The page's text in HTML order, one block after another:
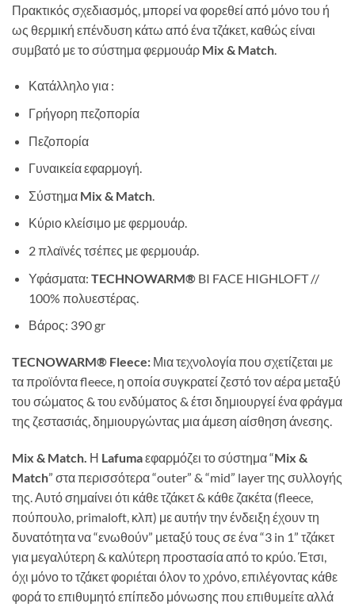
Πρακτικός σχεδιασμός, μπορεί να φορεθεί από μόνο του ή
ως θερμική επένδυση κάτω από ένα τζάκετ, καθώς είναι
συμβατό με το σύστημα φερμουάρ Mix & Match
Κατάλληλο για :
Γρήγορη πεζοπορία
Πεζοπορία
Γυναικεία εφαρμογή.
Σύστημα Mix & Match.
Κύριο κλείσιμο με φερμουάρ.
2 πλαϊνές τσέπες με φερμουάρ.
Υφάσματα: TECHNOWARM®BI FACE HIGHLOFT //
100% πολυεστέρας.
Βάρος: 390 gr
TECNOWARM® Fleece: Μια τεχνολογία που σχετίζεται με
τα προϊόνταfleece, η οποία συγκρατείζεστότον αέρα μεταξύ
του σώματος & του ενδύματος & έτσι δημιουργεί ένα φράγμα
της ζεστασιάς, δημιουργώντας μια άμεση αίσθηση άνεσης.
Mix & Match Η Lafumaεφαρμόζει το σύστημα “Mix &
Match” στα περισσότερα “outer” & “mid” layer της συλλογής
της. Αυτό σημαίνει ότι κάθε τζάκετ & κάθε ζακέτα (fleece,
πούπουλο, primaloft, κλπ) με αυτήν την ένδειξη έχουν τη
δυνατότητα να “ενωθούν” μεταξύ τους σε ένα “3 in 1” τζάκετ
για μεγαλύτερη & καλύτερη προστασία από το κρύο. Έτσι,
όχι μόνο το τζάκετ φοριέται όλον το χρόνο, επιλέγοντας κάθε
φορά το επιθυμητό επίπεδο μόνωσης που επιθυμείτε αλλά